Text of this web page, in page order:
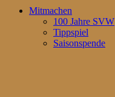
Mitmachen
100 Jahre SVW
Tippspiel
Saisonspende